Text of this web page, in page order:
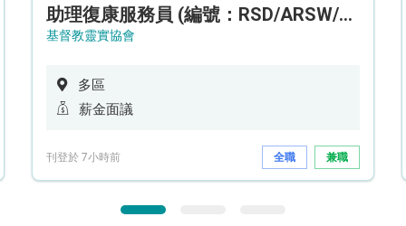
助理復康服務員 (編號：RSD/ARSW/CTE)
基督教靈實協會
多區
薪金面議
刊登於 7小時前 全職 兼職